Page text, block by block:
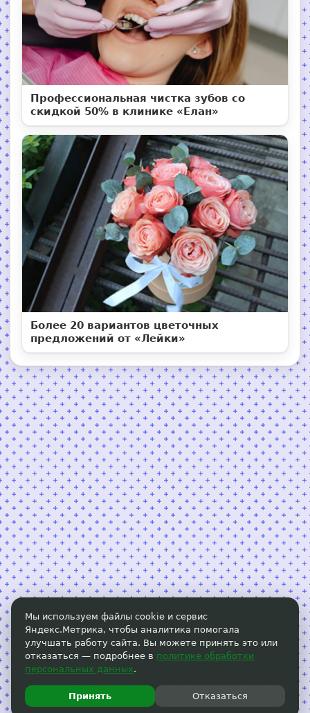
Профессиональная чистка зубов со
скидкой 50% в клинике «Елан»
Более 20 вариантов цветочных
предложений от «Лейки»
Мы используем файлы cookie и сервис
Яндекс.Метрика, чтобы аналитика помогала
улучшать работу сайта. Вы можете принять это или
отказаться — подробнее в политике обработки
персональных данных.
Принять Отказаться